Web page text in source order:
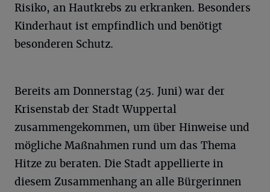
Risiko, an Hautkrebs zu erkranken. Besonders
Kinderhaut ist empfindlich und benötigt
besonderen Schutz.
Bereits am Donnerstag (25. Juni) war der
Krisenstab der Stadt Wuppertal
zusammengekommen, um über Hinweise und
mögliche Maßnahmen rund um das Thema
Hitze zu beraten. Die Stadt appellierte in
diesem Zusammenhang an alle Bürgerinnen